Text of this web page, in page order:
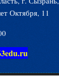
Октября, 11